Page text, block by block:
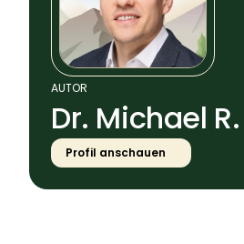
AUTOR
Dr. Michael
Profil anschauen